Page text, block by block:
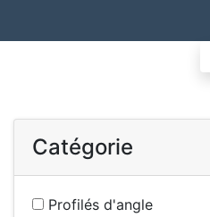
Catégorie
Profilés d'angle